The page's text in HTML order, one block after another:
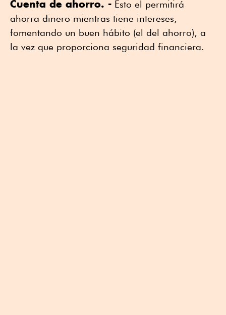
Cuenta de ahorro. - Esto el permitirá
ahorra dinero mientras tiene intereses,
fomentando un buen hábito (el del ahorro), a
la vez que proporciona seguridad financiera.